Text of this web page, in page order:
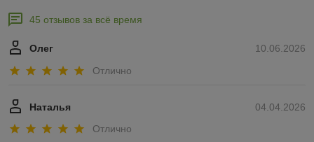
45 отзывов за всё время
10.06.2026
Олег
Отлично
04.04.2026
Наталья
Отлично